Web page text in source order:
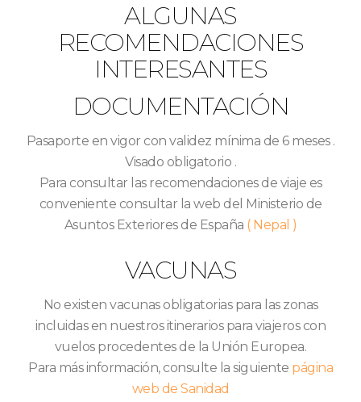
ALGUNAS
RECOMENDACIONES
INTERESANTES
DOCUMENTACIÓN
Pasaporte en vigor con validez mínima de 6 meses .
Visado obligatorio .
Para consultar las recomendaciones de viaje es
conveniente consultar la web del Ministerio de
Asuntos Exteriores de España ( Nepal )
VACUNAS
No existen vacunas obligatorias para las zonas
incluidas en nuestros itinerarios para viajeros con
vuelos procedentes de la Unión Europea.
Para más información, consulte la siguiente página
web de Sanidad